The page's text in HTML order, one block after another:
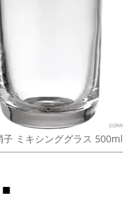
子 ミキシンググラス 500ml